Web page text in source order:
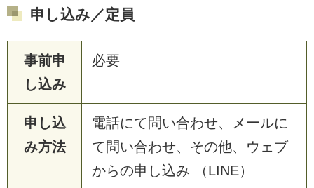
申し込み／定員
事前申
し込み
必要
申し込
み方法
電話にて問い合わせ、メールに
て問い合わせ、その他、ウェブ
からの申し込み （LINE）